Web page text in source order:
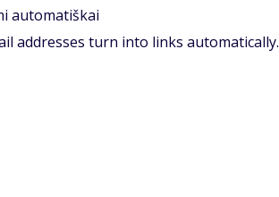
automatiškai
addresses turn into links automatically.